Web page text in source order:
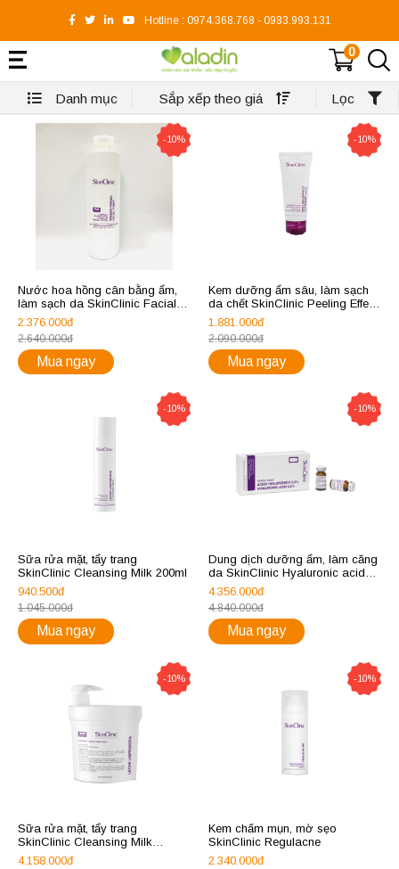
Hotline : 0974.368.768 - 0983.993.131
0
Danh mục Sắp xếp theo giá Lọc
-10%
Nước hoa hồng cân bằng ẩm,
làm sạch da SkinClinic Facial
Toner 800ml
2.376.000đ
2.640.000đ
Mua ngay
-10%
Kem dưỡng ẩm sâu, làm sạch
da chết SkinClinic Peeling Effect
Glycolic Cream
1.881.000đ
2.090.000đ
Mua ngay
-10%
Sữa rửa mặt, tẩy trang
SkinClinic Cleansing Milk 200ml
940.500đ
1.045.000đ
Mua ngay
-10%
Dung dịch dưỡng ẩm, làm căng
da SkinClinic Hyaluronic acid
3.5%
4.356.000đ
4.840.000đ
Mua ngay
-10%
Sữa rửa mặt, tẩy trang
SkinClinic Cleansing Milk
1000ml
4.158.000đ
-10%
Kem chấm mụn, mờ sẹo
SkinClinic Regulacne
2.340.000đ